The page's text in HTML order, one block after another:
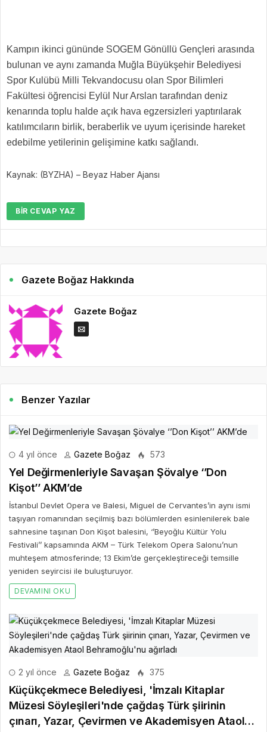
Kampın ikinci gününde SOGEM Gönüllü Gençleri arasında
bulunan ve aynı zamanda Muğla Büyükşehir Belediyesi
Spor Kulübü Milli Tekvandocusu olan Spor Bilimleri
Fakültesi öğrencisi Eylül Nur Arslan tarafından deniz
kenarında toplu halde açık hava egzersizleri yaptırılarak
katılımcıların birlik, beraberlik ve uyum içerisinde hareket
edebilme yetilerinin gelişimine katkı sağlandı.
Kaynak: (BYZHA) – Beyaz Haber Ajansı
BIR CEVAP YAZ
Gazete Boğaz Hakkında
Gazete Boğaz
Benzer Yazılar
4 yıl önce Gazete Boğaz 573
Yel Değirmenleriyle Savaşan Şövalye ‘’Don
Kişot’’ AKM’de
İstanbul Devlet Opera ve Balesi, Miguel de Cervantes’in aynı ismi
taşıyan romanından seçilmiş bazı bölümlerden esinlenilerek bale
sahnesine taşınan Don Kişot balesini, ‘’Beyoğlu Kültür Yolu
Festivali’’ kapsamında AKM – Türk Telekom Opera Salonu’nun
muhteşem atmosferinde; 13 Ekim’de gerçekleştireceği temsille
yeniden seyircisi ile buluşturuyor.
DEVAMINI OKU
2 yıl önce Gazete Boğaz 375
Küçükçekmece Belediyesi, 'İmzalı Kitaplar
Müzesi Söyleşileri'nde çağdaş Türk şiirinin
çınarı, Yazar, Çevirmen ve Akademisyen Ataol